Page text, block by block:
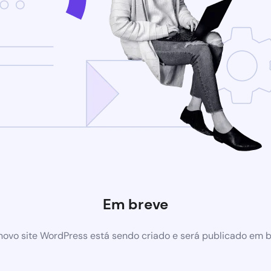
Em breve
site WordPress está sendo criado e será publicado em